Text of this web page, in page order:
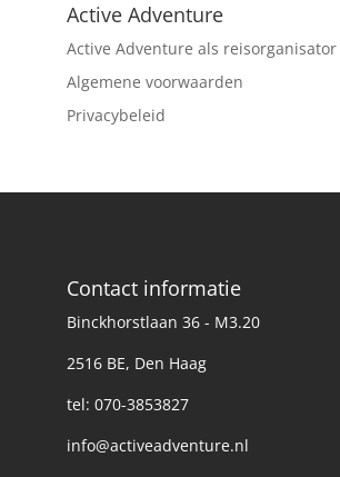
Active Adventure
Active Adventure als reisorganisator
Algemene voorwaarden
Privacybeleid
Contact informatie
Binckhorstlaan 36 - M3.20
2516 BE, Den Haag
tel: 070-3853827
info@activeadventure.nl